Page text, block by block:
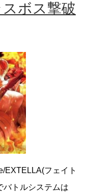
ボス撃破
EXTELLA(フェイト
バトルシステムは